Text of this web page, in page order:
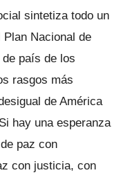
sintetiza todo un
Nacional de
país de los
rasgos más
de América
hay una esperanza
paz con
con justicia, con